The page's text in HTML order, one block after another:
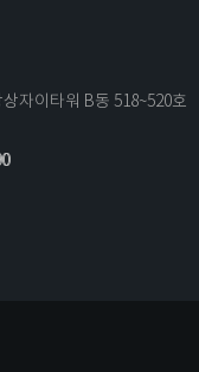
자이타워 B동 518~520호